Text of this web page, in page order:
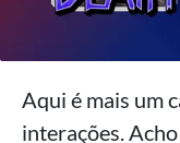
Aqui é mais um
interações.